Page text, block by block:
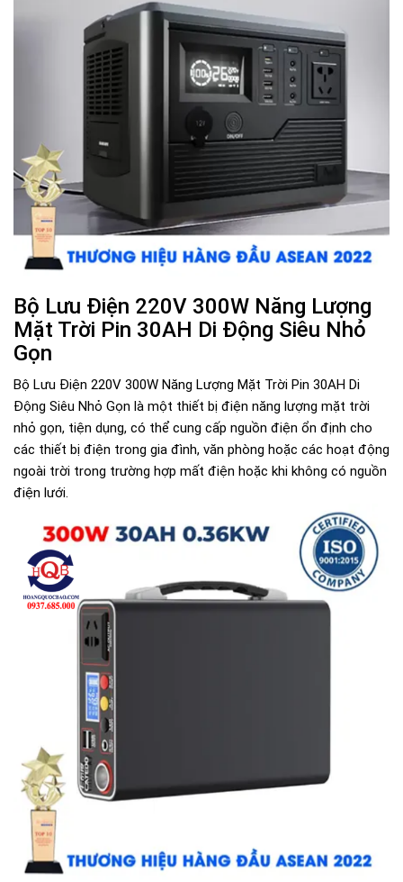
Bộ Lưu Điện 220V 300W Năng Lượng
Mặt Trời Pin 30AH Di Động Siêu Nhỏ
Gọn
Bộ Lưu Điện 220V 300W Năng Lượng Mặt Trời Pin 30AH Di
Động Siêu Nhỏ Gọn là một thiết bị điện năng lượng mặt trời
nhỏ gọn, tiện dụng, có thể cung cấp nguồn điện ổn định cho
các thiết bị điện trong gia đình, văn phòng hoặc các hoạt động
ngoài trời trong trường hợp mất điện hoặc khi không có nguồn
điện lưới.